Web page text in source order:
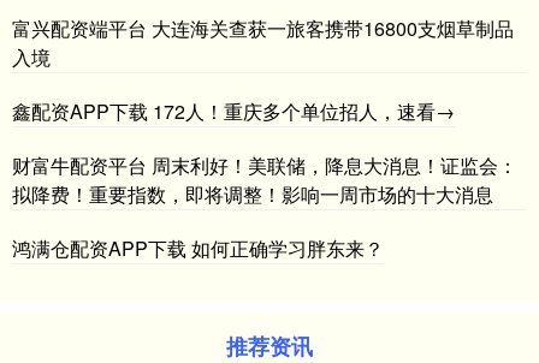
富兴配资端平台 大连海关查获一旅客携带16800支烟草制品
入境
鑫配资APP下载 172人！重庆多个单位招人，速看→
财富牛配资平台 周末利好！美联储，降息大消息！证监会：
拟降费！重要指数，即将调整！影响一周市场的十大消息
鸿满仓配资APP下载 如何正确学习胖东来？
推荐资讯